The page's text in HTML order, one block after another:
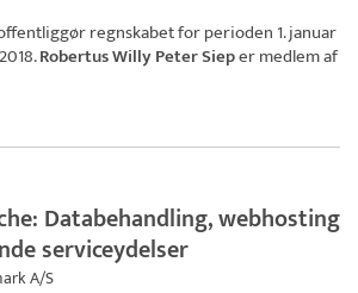
regnskabet for perioden 1. januar
Robertus Willy Peter Sieper medlem af
Databehandling, webhosting
serviceydelser
A/S